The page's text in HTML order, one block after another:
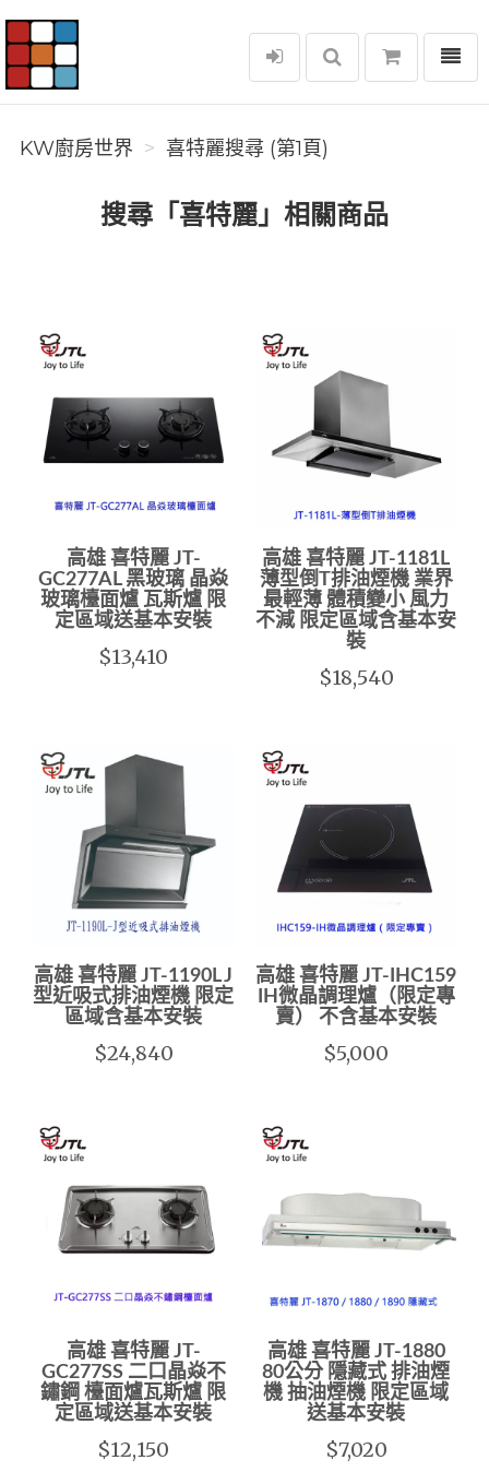
KW廚房世界
選單
KW廚房世界 喜特麗搜尋 (第1頁)
搜尋「喜特麗」相關商品
高雄 喜特麗 JT-
GC277AL 黑玻璃 晶焱
玻璃檯面爐 瓦斯爐 限
定區域送基本安裝
$13,410
高雄 喜特麗 JT-1181L
薄型倒T排油煙機 業界
最輕薄 體積變小 風力
不減 限定區域含基本安
裝
$18,540
高雄 喜特麗 JT-1190L J
型近吸式排油煙機 限定
區域含基本安裝
$24,840
高雄 喜特麗 JT-IHC159
IH微晶調理爐（限定專
賣） 不含基本安裝
$5,000
高雄 喜特麗 JT-
GC277SS 二口晶焱不
鏽鋼 檯面爐瓦斯爐 限
定區域送基本安裝
$12,150
高雄 喜特麗 JT-1880
80公分 隱藏式 排油煙
機 抽油煙機 限定區域
送基本安裝
$7,020